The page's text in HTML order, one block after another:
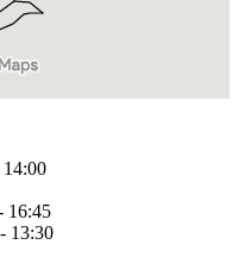
16:45
13:30